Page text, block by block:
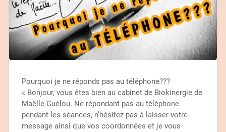
Pourquoi je ne réponds pas au téléphone???
« Bonjour, vous êtes bien au cabinet de Biokinergie de
Maëlle Guélou. Ne répondant pas au téléphone
pendant les séances, n’hésitez pas à laisser votre
message ainsi que vos coordonnées et je vous